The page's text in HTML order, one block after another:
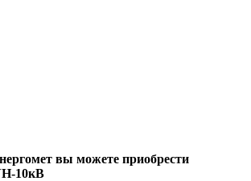
вы можете приобрести
10кВ